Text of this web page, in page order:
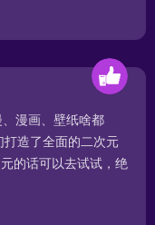
漫画、壁纸啥都
造了全面的二次元
的话可以去试试，绝